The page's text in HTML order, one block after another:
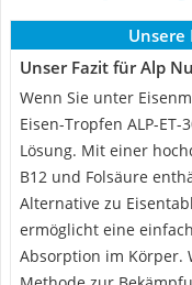
Unsere
Unser Fazit für Alp
Wenn Sie unter
Eisen-Tropfen ALP-
Lösung. Mit einer
B12 und Folsäure
Alternative zu
ermöglicht eine
Absorption im Körper.